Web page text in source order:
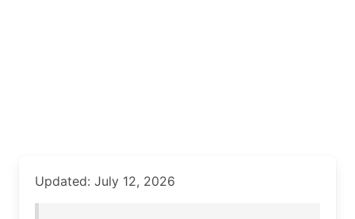
Updated: July 12, 2026